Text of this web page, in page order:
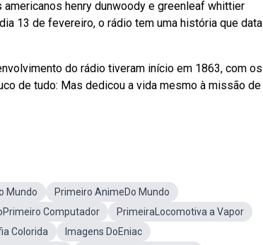
henry dunwoody e greenleaf whittier
13 de fevereiro, o rádio tem uma história que data
do rádio tiveram início em 1863, com os
de tudo: Mas dedicou a vida mesmo à missão de
Mundo
Primeiro AnimeDo Mundo
Computador
PrimeiraLocomotiva a Vapor
Colorida
Imagens DoEniac